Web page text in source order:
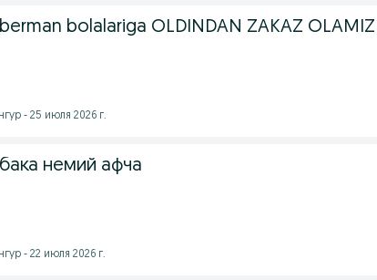
bolalariga OLDINDAN ZAKAZ OLAMIZ
- 25 июля 2026 г.
немий афча
- 22 июля 2026 г.